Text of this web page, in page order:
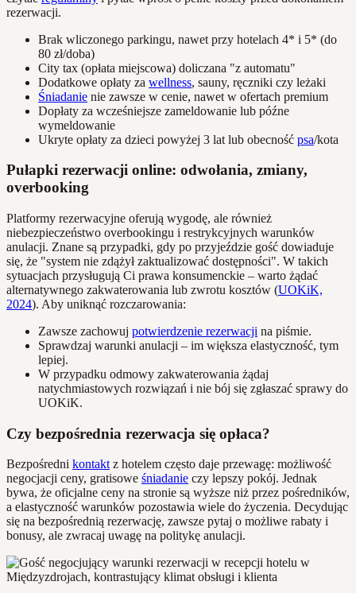
rezerwacji.
Brak wliczonego parkingu, nawet przy hotelach 4* i 5* (do
80 zł/doba)
City tax (opłata miejscowa) doliczana "z automatu"
Dodatkowe opłaty za wellness, sauny, ręczniki czy leżaki
Śniadanie nie zawsze w cenie, nawet w ofertach premium
Dopłaty za wcześniejsze zameldowanie lub późne
wymeldowanie
Ukryte opłaty za dzieci powyżej 3 lat lub obecność psa/kota
Pułapki rezerwacji online: odwołania, zmiany,
overbooking
Platformy rezerwacyjne oferują wygodę, ale również
niebezpieczeństwo overbookingu i restrykcyjnych warunków
anulacji. Znane są przypadki, gdy po przyjeździe gość dowiaduje
się, że "system nie zdążył zaktualizować dostępności". W takich
sytuacjach przysługują Ci prawa konsumenckie – warto żądać
alternatywnego zakwaterowania lub zwrotu kosztów (UOKiK,
2024). Aby uniknąć rozczarowania:
Zawsze zachowuj potwierdzenie rezerwacji na piśmie.
Sprawdzaj warunki anulacji – im większa elastyczność, tym
lepiej.
W przypadku odmowy zakwaterowania żądaj
natychmiastowych rozwiązań i nie bój się zgłaszać sprawy do
UOKiK.
Czy bezpośrednia rezerwacja się opłaca?
Bezpośredni kontaktz hotelem często daje przewagę: możliwość
negocjacji ceny, gratisowe śniadanie czy lepszy pokój. Jednak
bywa, że oficjalne ceny na stronie są wyższe niż przez pośredników,
a elastyczność warunków pozostawia wiele do życzenia. Decydując
się na bezpośrednią rezerwację, zawsze pytaj o możliwe rabaty i
bonusy, ale zwracaj uwagę na politykę anulacji.